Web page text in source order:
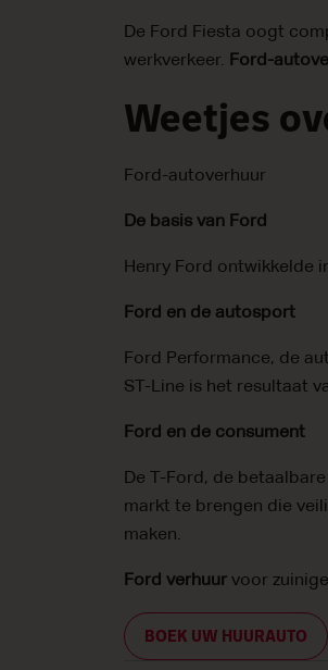
De Ford Fiesta oogt
werkverkeer. Ford-
Weetjes
Ford-autoverhuur
De basis van Ford
Henry Ford ontwikkelde
Ford en de autosport
Ford Performance, de
ST-Line is het resultaat
Ford en de consument
De T-Ford, de
markt te brengen die
maken.
Ford verhuur voor
BOEK UW HUURAUTO